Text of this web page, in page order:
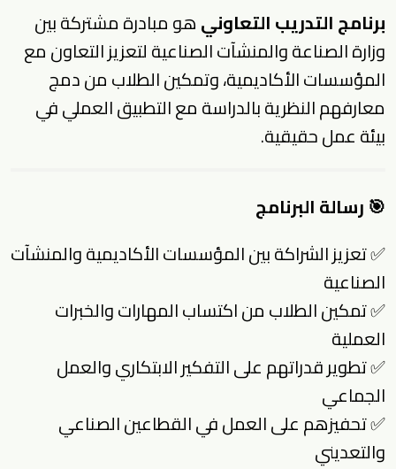
برنامج التدريب التعاونيهو مبادرة مشتركة بين
وزارة الصناعة والمنشآت الصناعية لتعزيز التعاون مع
المؤسسات الأكاديمية، وتمكين الطلاب من دمج
معارفهم النظرية بالدراسة مع التطبيق العملي في
بيئة عمل حقيقية.
🎯 رسالة البرنامج
✅ تعزيز الشراكة بين المؤسسات الأكاديمية والمنشآت
الصناعية
✅ تمكين الطلاب من اكتساب المهارات والخبرات
العملية
✅ تطوير قدراتهم على التفكير الابتكاري والعمل
الجماعي
✅ تحفيزهم على العمل في القطاعين الصناعي
والتعديني